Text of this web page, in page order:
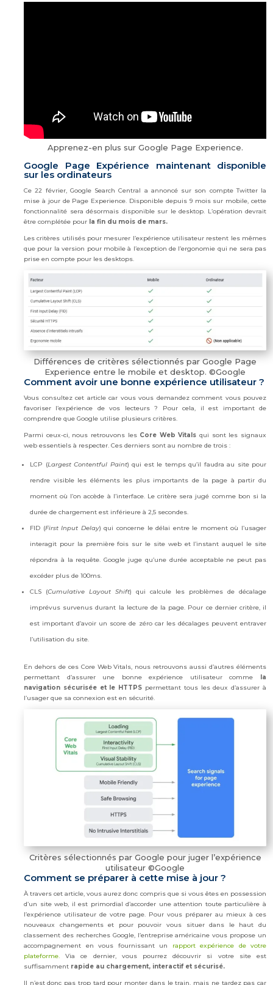
Apprenez-en plus sur Google Page Experience.
Google Page Expérience maintenant disponible
sur les ordinateurs
Ce 22 février, Google Search Central a annoncé sur son compte Twitter la
mise à jour de Page Experience. Disponible depuis 9 mois sur mobile, cette
fonctionnalité sera désormais disponible sur le desktop. L’opération devrait
être complétée pour la fin du mois de mars.
Les critères utilisés pour mesurer l’expérience utilisateur restent les mêmes
que pour la version pour mobile à l’exception de l’ergonomie qui ne sera pas
prise en compte pour les desktops.
Différences de critères sélectionnés par Google Page
Experience entre le mobile et desktop. ©Google
Comment avoir une bonne expérience utilisateur ?
Vous consultez cet article car vous vous demandez comment vous pouvez
favoriser l’expérience de vos lecteurs ? Pour cela, il est important de
comprendre que Google utilise plusieurs critères.
Parmi ceux-ci, nous retrouvons les Core Web Vitals qui sont les signaux
web essentiels à respecter. Ces derniers sont au nombre de trois :
LCP (Largest Contentful Paint) qui est le temps qu’il faudra au site pour
rendre visible les éléments les plus importants de la page à partir du
moment où l’on accède à l’interface. Le critère sera jugé comme bon si la
durée de chargement est inférieure à 2,5 secondes.
FID (First Input Delay) qui concerne le délai entre le moment où l’usager
interagit pour la première fois sur le site web et l’instant auquel le site
répondra à la requête. Google juge qu’une durée acceptable ne peut pas
excéder plus de 100ms.
CLS (Cumulative Layout Shift) qui calcule les problèmes de décalage
imprévus survenus durant la lecture de la page. Pour ce dernier critère, il
est important d’avoir un score de zéro car les décalages peuvent entraver
l’utilisation du site.
En dehors de ces Core Web Vitals, nous retrouvons aussi d’autres éléments
permettant d’assurer une bonne expérience utilisateur comme la
navigation sécurisée et le HTTPS permettant tous les deux d’assurer à
l’usager que sa connexion est en sécurité.
Critères sélectionnés par Google pour juger l’expérience
utilisateur ©Google
Comment se préparer à cette mise à jour ?
À travers cet article, vous aurez donc compris que si vous êtes en possession
d’un site web, il est primordial d’accorder une attention toute particulière à
l’expérience utilisateur de votre page. Pour vous préparer au mieux à ces
nouveaux changements et pour pouvoir vous situer dans le haut du
classement des recherches Google, l’entreprise américaine vous propose un
accompagnement en vous fournissant un rapport expérience de votre
plateforme. Via ce dernier, vous pourrez découvrir si votre site est
suffisamment rapide au chargement, interactif et sécurisé.
Il n’est donc pas trop tard pour monter dans le train, mais ne tardez pas car